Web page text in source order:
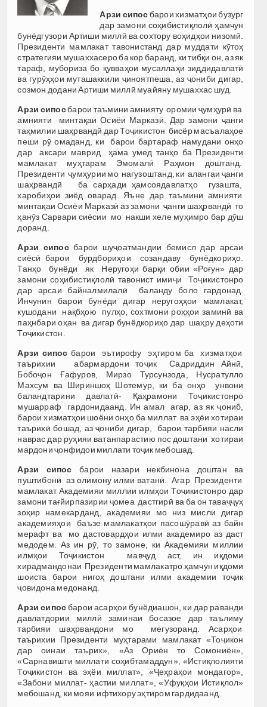
Арзи сипосбарои хизматҳои бузург
дар замони соҳибистиқлолӣ ҳамчун
бунёдгузори Артиши миллӣ ва сохтору воҳидҳои низомӣ.
Президенти мамлакат тавонистанд дар муддати кӯтоҳ
стратегияи мушаххасеро ба кор баранд, ки тибқи он, аз як
тараф, мубориза бо қувваҳои мусаллаҳи зиддидавлатӣ
ва гурӯҳҳои муташаккили ҷиноятпеша, аз ҷониби дигар,
созмон додани Артиши миллӣ муайяну мушаххас шуд.
Арзи сипосбарои таъмини амнияту оромии ҷумҳурӣ ва
амнияти минтақаи Осиёи Марказӣ. Дар замони ҷанги
таҳмилии шаҳрвандӣ дар Тоҷикистон бисёр масъалаҳое
пеши рӯ омаданд, ки барои бартараф намудани онҳо
дар аксари маврид ҳама умед танҳо ба Президенти
мамлакат муҳтарам Эмомалӣ Раҳмон доштанд.
Президенти ҷумҳурии мо нагузоштанд, ки алангаи ҷанги
шаҳрвандӣ ба сарҳади ҳамсоядавлатҳо гузашта,
харобиҳои зиёд оварад. Яъне дар таъмини амнияти
минтақаи Осиёи Марказӣ аз замони ҷанги шаҳрвандӣ то
ҳанӯз Сарвари сиёсии мо накши хеле муҳимро бар дӯш
доранд.
Арзи сипосбарои шуҷоатмандии бемисл дар арсаи
сиёсӣ барои бурдбориҳои созандаву бунёдкориҳо.
Танҳо бунёди як Неругоҳи барқи обии «Роғун» дар
замони соҳибистиқлолӣ тавонист имиҷи Тоҷикистонро
дар арсаи байналмилалӣ баланду боло гардонад.
Инчунин барои бунёди дигар неругоҳҳои мамлакат,
кушодани нақбҳою пулҳо, сохтмони роҳҳои заминӣ ва
паҳнбари оҳан ва дигар бунёдкориҳо дар шаҳру деҳоти
Тоҷикистон.
Арзи сипос барои эътирофу эҳтиром ба хизматҳои
таърихии абармардони тоҷик Садриддин Айнӣ,
Бобоҷон Ғафуров, Мирзо Турсунзода, Нусратулло
Махсум ва Шириншоҳ Шотемур, ки ба онҳо унвони
баландтарини давлатӣ- Қаҳрамони Тоҷикистонро
мушарраф гардонидаанд. Ин амал агар, аз як ҷониб,
барои хизматҳои шоёни онҳо ба миллат ва эҳёи хотираи
таърихӣ бошад, аз ҷониби дигар, барои тарбияи насли
наврас дар руҳияи ватанпарастию пос доштани хотираи
мардони ҷонфидои миллати тоҷик мебошад.
Арзи сипос барои назари некбинона доштан ва
пуштибонӣ аз олимону илми ватанӣ. Агар Президенти
мамлакат Академияи миллии илмҳои Тоҷикистонро дар
замони тағйирпазирии ҷомеа дастгирӣ ва ба он таваҷҷуҳ
зоҳир намекарданд, академияи мо низ мисли дигар
академияҳои баъзе мамлакатҳои пасошӯравӣ аз байн
мерафт ва мо дастовардҳои илми академиро аз даст
медодем. Аз ин рӯ, то замоне, ки Академияи миллии
илмҳои Тоҷикистон мавҷуд аст, ин иқдоми
хирадмандонаи Президенти мамлакатро ҳамчун иқдоми
шоиста барои нигоҳ доштани илми академии тоҷик
ҷовидона медонанд.
Арзи сипосбарои асарҳои бунёдиашон, ки дар раванди
давлатдории миллӣ заминаи босазое дар таълиму
тарбияи шаҳрвандони мо мегузоранд. Асарҳои
таърихии Президенти муҳтарами мамлакат «Тоҷикон
дар оинаи таърих», «Аз Ориён то Сомониён»,
«Сарнавишти миллати соҳибтамаддун», «Истиқлолияти
Тоҷикистон ва эҳёи миллат», «Ҷеҳраҳои мондагор»,
«Забони миллат- ҳастии миллат», «Уфуқҳои Истиқлол»
мебошанд, ки мояи ифтихору эҳтиром гардидаанд.